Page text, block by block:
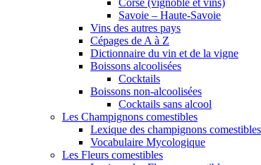
Corse (vignoble et vins)
Savoie – Haute-Savoie
Vins des autres pays
Cépages de A à Z
Dictionnaire du vin et de la vigne
Boissons alcoolisées
Cocktails
Boissons non-alcoolisées
Cocktails sans alcool
Les Champignons comestibles
Lexique des champignons comestibles
Vocabulaire Mycologique
Les Fleurs comestibles